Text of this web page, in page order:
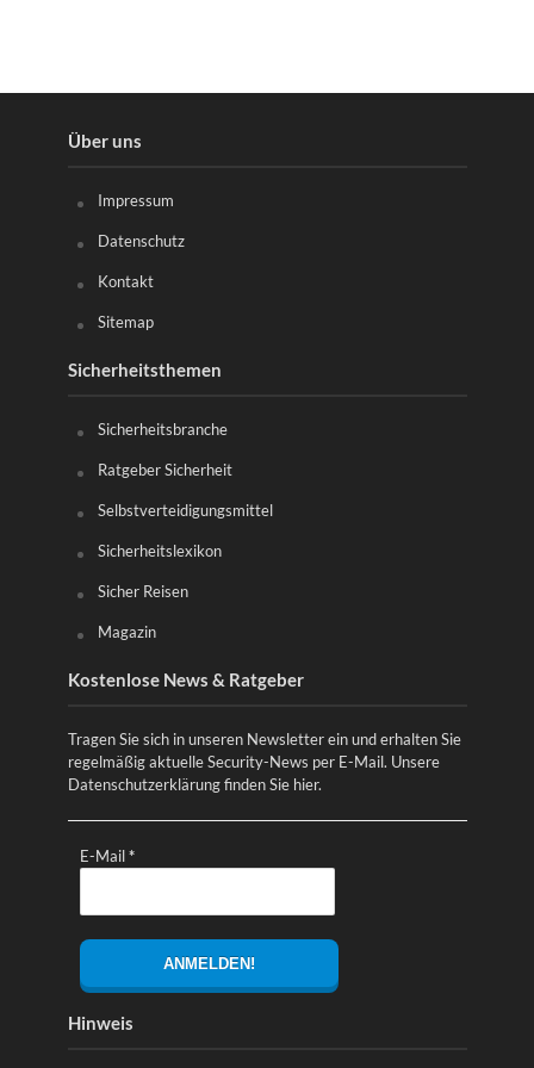
Über uns
Impressum
Datenschutz
Kontakt
Sitemap
Sicherheitsthemen
Sicherheitsbranche
Ratgeber Sicherheit
Selbstverteidigungsmittel
Sicherheitslexikon
Sicher Reisen
Magazin
Kostenlose News & Ratgeber
Tragen Sie sich in unseren Newsletter ein und erhalten Sie
regelmäßig aktuelle Security-News per E-Mail. Unsere
Datenschutzerklärung finden Sie hier.
E-Mail*
Hinweis